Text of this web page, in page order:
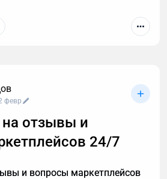
консультации и прочие услуги.
упустить действительно
ждете курьера, то я
делегировать телефонные
февр
отзывы и
24/7
и вопросы маркетплейсов